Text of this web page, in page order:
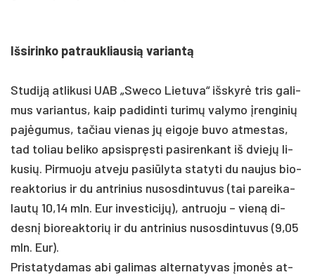
Iš­si­rin­ko pa­trauk­liau­sią va­riantą
Stu­diją at­li­ku­si UAB „Swe­co Lie­tu­va“ išs­kyrė tris ga­li­
mus va­rian­tus, kaip pa­di­din­ti tu­rimų va­ly­mo įren­gi­nių
pa­jėgu­mus, ta­čiau vie­nas jų ei­go­je bu­vo at­mes­tas,
tad to­liau be­li­ko ap­si­spręsti pa­si­ren­kant iš dviejų li­
ku­sių. Pir­muo­ju at­ve­ju pa­si­ūly­ta sta­ty­ti du nau­jus bio­
reak­to­rius ir du ant­ri­nius nu­sos­din­tu­vus (tai pa­rei­ka­
lautų 10,14 mln. Eur in­ves­ti­cijų), ant­ruo­ju – vieną di­
desnį bio­reak­to­rių ir du ant­ri­nius nu­sos­din­tu­vus (9,05
mln. Eur).
Pris­ta­ty­da­mas abi ga­li­mas al­ter­na­ty­vas įmonės at­